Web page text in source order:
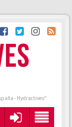
- Hydractives"